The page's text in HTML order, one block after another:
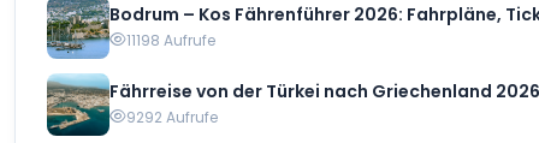
Bodrum – Kos Fährenführer 2026: Fahrpläne,
11198 Aufrufe
Fährreise von der Türkei nach Griechenland
9292 Aufrufe